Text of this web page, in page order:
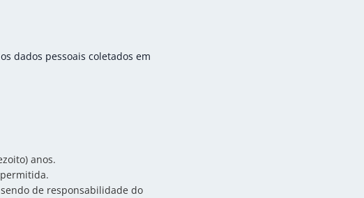
dados pessoais coletados em
anos.
de responsabilidade do